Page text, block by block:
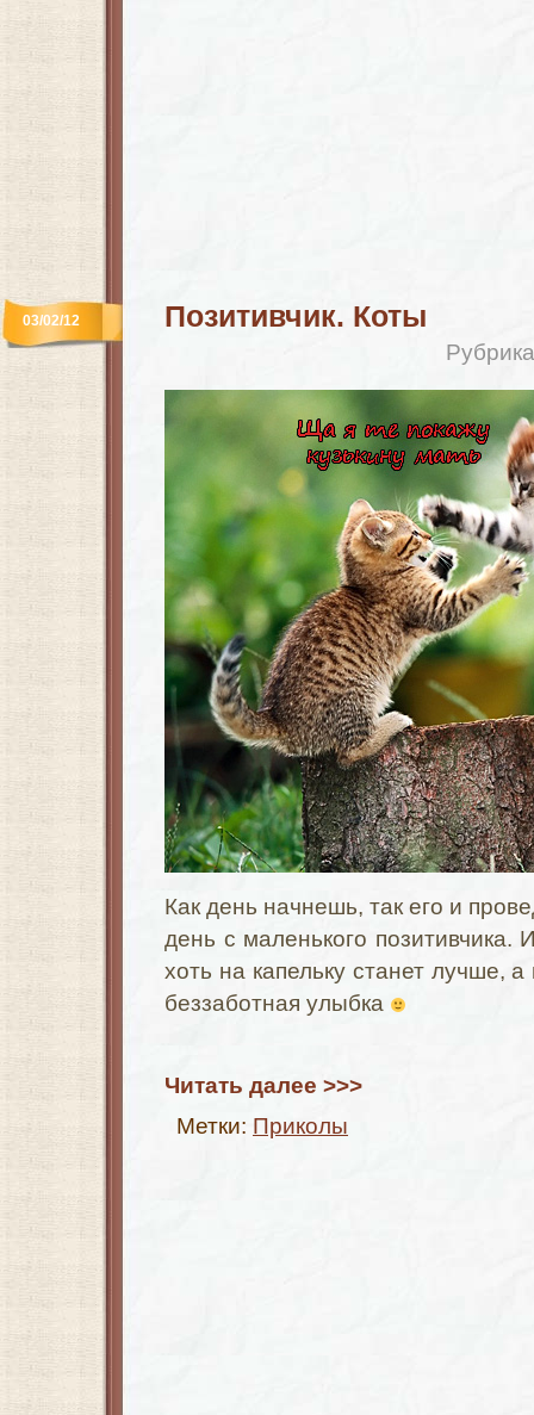
Позитивчик. Коты
03/02/12
Как день начнешь, так его и
день с маленького позитивчика.
хоть на капельку станет лучше,
беззаботная улыбка
Читать далее >>>
Метки: Приколы